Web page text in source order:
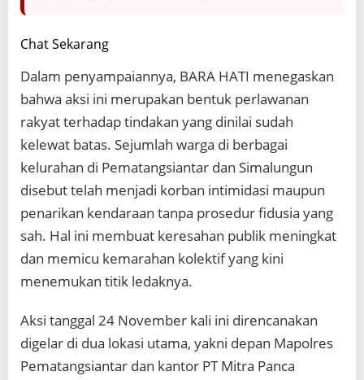
Chat Sekarang
Dalam penyampaiannya, BARA HATI menegaskan
bahwa aksi ini merupakan bentuk perlawanan
rakyat terhadap tindakan yang dinilai sudah
kelewat batas. Sejumlah warga di berbagai
kelurahan di Pematangsiantar dan Simalungun
disebut telah menjadi korban intimidasi maupun
penarikan kendaraan tanpa prosedur fidusia yang
sah. Hal ini membuat keresahan publik meningkat
dan memicu kemarahan kolektif yang kini
menemukan titik ledaknya.
Aksi tanggal 24 November kali ini direncanakan
digelar di dua lokasi utama, yakni depan Mapolres
Pematangsiantar dan kantor PT Mitra Panca